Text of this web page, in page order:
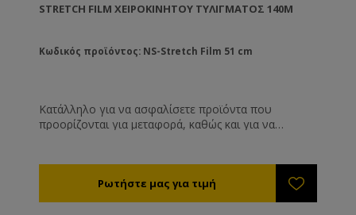
STRETCH FILM ΧΕΙΡΟΚΊΝΗΤΟΥ ΤΥΛΊΓΜΑΤΟΣ 140M
Κωδικός προϊόντος: NS-Stretch Film 51 cm
Κατάλληλο για να ασφαλίσετε προϊόντα που
προορίζονται για μεταφορά, καθώς και για να